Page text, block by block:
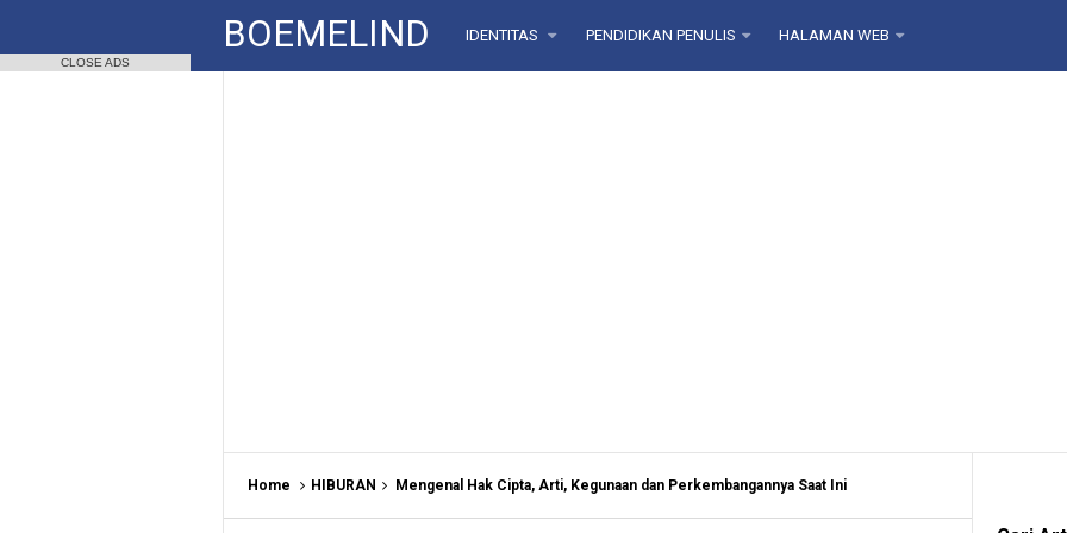
BOEMELIND IDENTITAS PENDIDIKAN PENULIS HALAMAN WEB
Home HIBURAN Mengenal Hak Cipta, Arti, Kegunaan dan Perkembangannya Saat Ini
CLOSE ADS